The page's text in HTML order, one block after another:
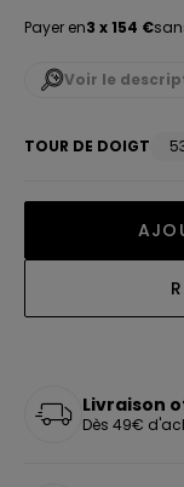
Payer en3 x 154 €
Voir le
TOUR DE DOIGT
Livraison
Dès 49€